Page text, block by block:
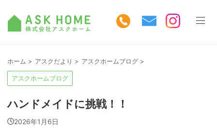
ホーム > アスクだより > アスクホームブログ >
アスクホームブログ
ハンドメイドに挑戦！！
2026年1月6日